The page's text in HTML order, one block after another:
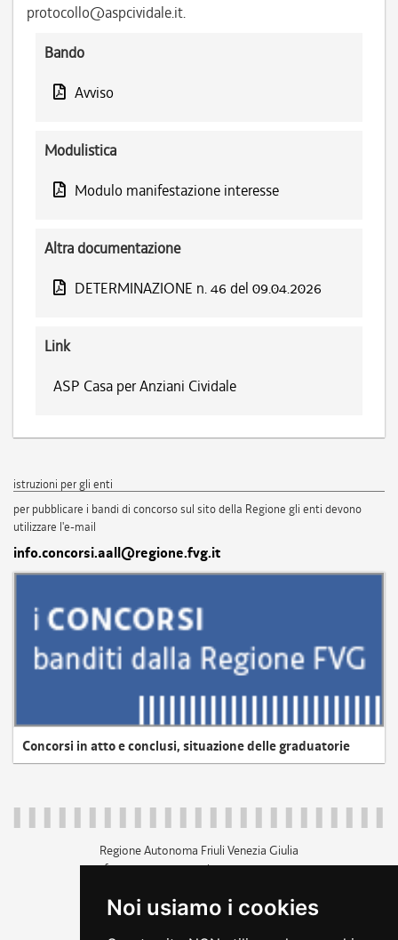
Noi usiamo i cookies
protocollo@aspcividale.it.
Bando
Avviso
Modulistica
Modulo manifestazione interesse
Altra documentazione
DETERMINAZIONE n. 46 del 09.04.2026
Link
ASP Casa per Anziani Cividale
istruzioni per gli enti
per pubblicare i bandi di concorso sul sito della Regione gli enti devono
utilizzare l'e-mail
info.concorsi.aall@regione.fvg.it
Concorsi in atto e conclusi, situazione delle graduatorie
Regione Autonoma Friuli Venezia Giulia
c.f. 80014930327; p.iva 00526040324
+39 040 3771111